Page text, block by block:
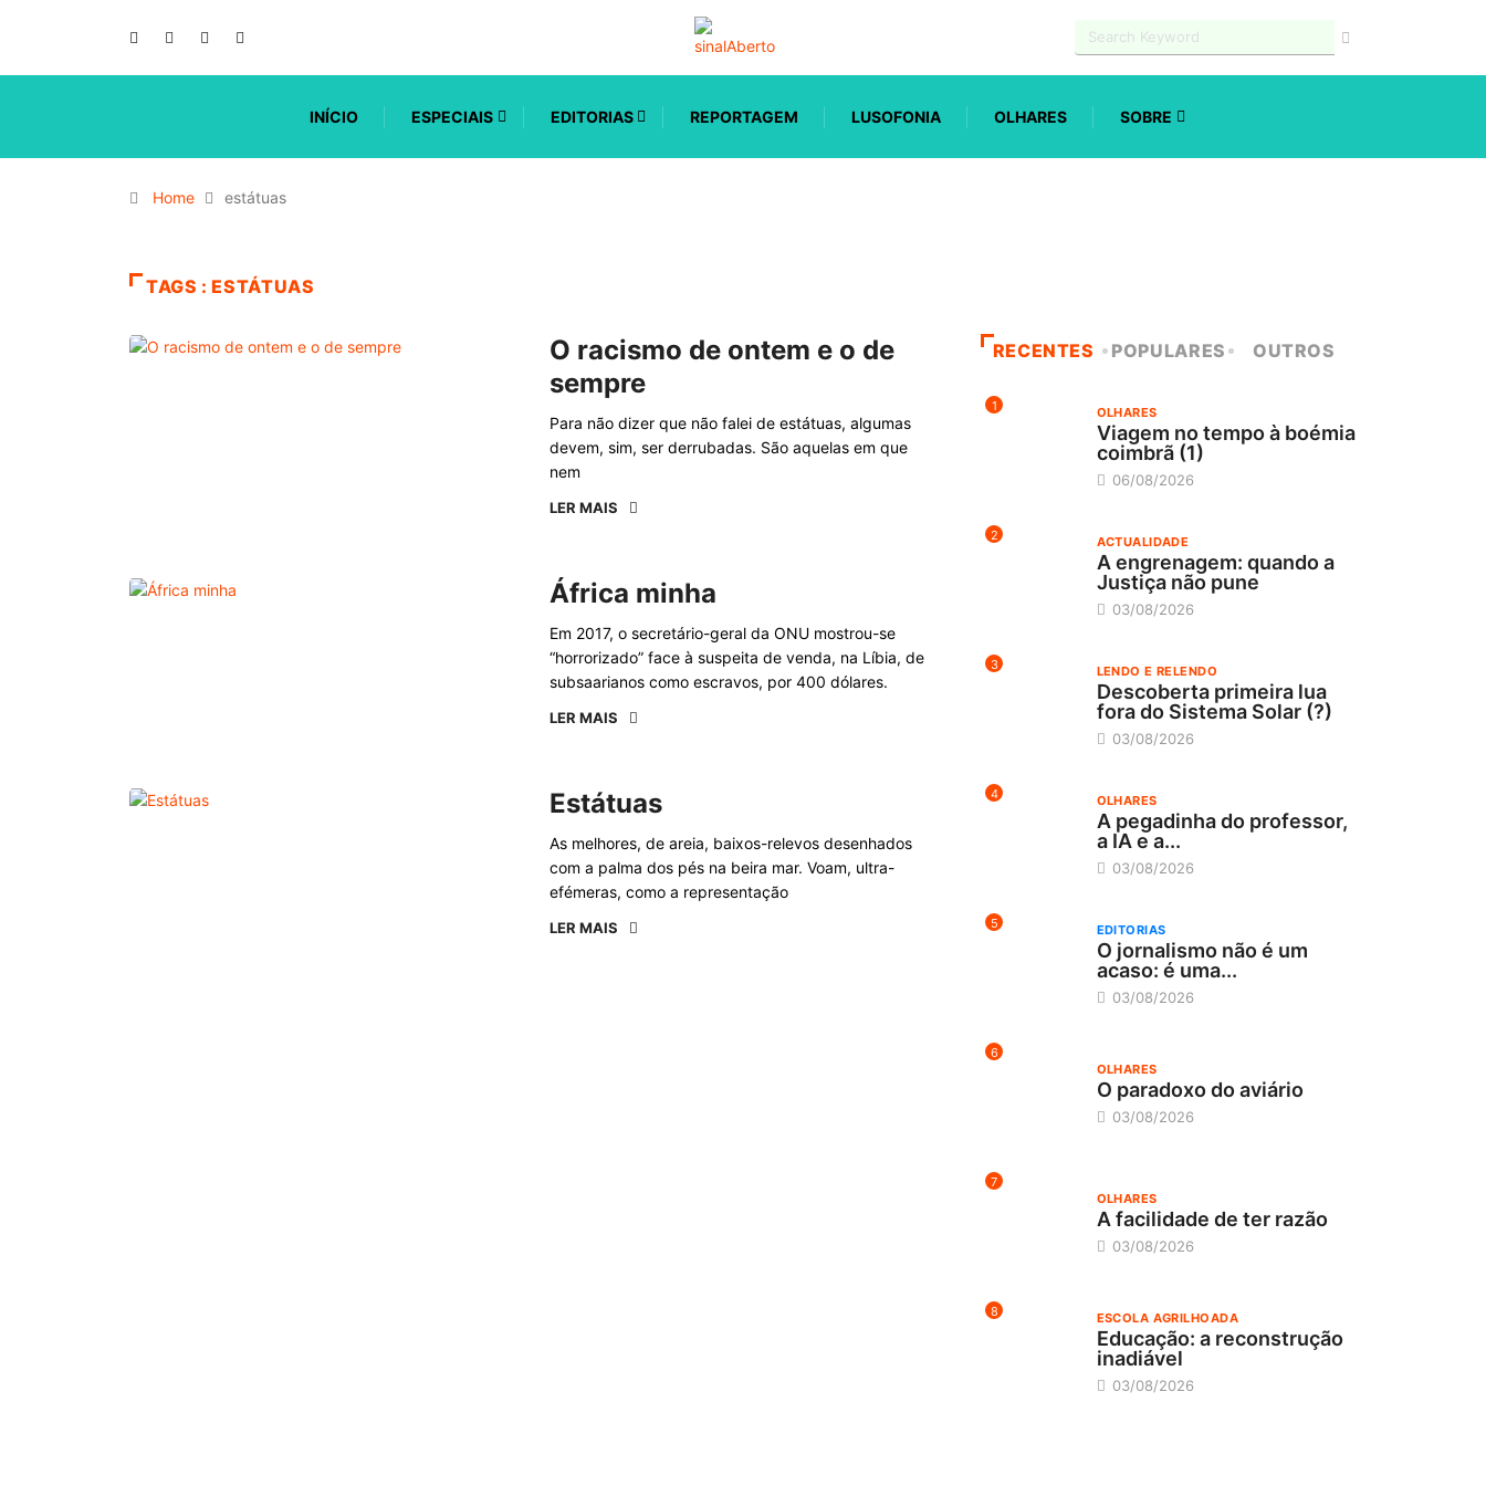
INÍCIO ESPECIAIS EDITORIAS REPORTAGEM LUSOFONIA OLHARES SOBRE
Home estátuas
TAGS : ESTÁTUAS
O racismo de ontem e o de
sempre
Para não dizer que não falei de estátuas, algumas
devem, sim, ser derrubadas. São aquelas em que
nem
LER MAIS
África minha
Em 2017, o secretário-geral da ONU mostrou-se
“horrorizado” face à suspeita de venda, na Líbia, de
subsaarianos como escravos, por 400 dólares.
LER MAIS
Estátuas
As melhores, de areia, baixos-relevos desenhados
com a palma dos pés na beira mar. Voam, ultra-
efémeras, como a representação
LER MAIS
RECENTES POPULARES OUTROS
1 OLHARES
Viagem no tempo à boémia
coimbrã (1)
06/08/2026
2 ACTUALIDADE
A engrenagem: quando a
Justiça não pune
03/08/2026
3 LENDO E RELENDO
Descoberta primeira lua
fora do Sistema Solar (?)
03/08/2026
4 OLHARES
A pegadinha do professor,
a IA e a...
03/08/2026
5 EDITORIAS
O jornalismo não é um
acaso: é uma...
03/08/2026
6
OLHARES
O paradoxo do aviário
03/08/2026
7
OLHARES
A facilidade de ter razão
03/08/2026
8 ESCOLA AGRILHOADA
Educação: a reconstrução
inadiável
03/08/2026